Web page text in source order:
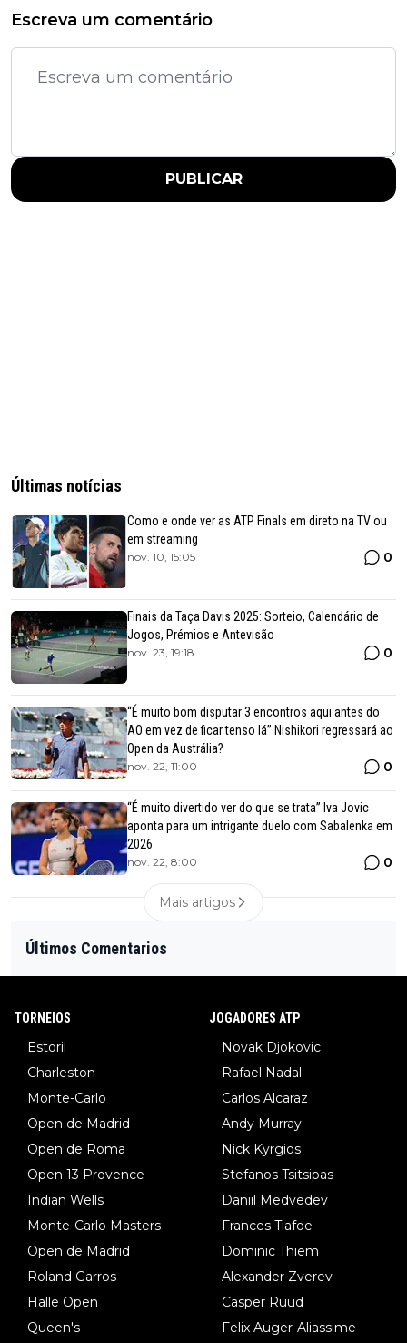
Escreva um comentário
PUBLICAR
Últimas notícias
Como e onde ver as ATP Finals em direto na TV ou
em streaming
nov. 10, 15:05 0
Finais da Taça Davis 2025: Sorteio, Calendário de
Jogos, Prémios e Antevisão
nov. 23, 19:18 0
“É muito bom disputar 3 encontros aqui antes do
AO em vez de ficar tenso lá” Nishikori regressará ao
Open da Austrália?
nov. 22, 11:00 0
“É muito divertido ver do que se trata” Iva Jovic
aponta para um intrigante duelo com Sabalenka em
2026
nov. 22, 8:00 0
Mais artigos
Últimos Comentarios
TORNEIOS
Estoril
Charleston
Monte-Carlo
Open de Madrid
Open de Roma
Open 13 Provence
Indian Wells
Monte-Carlo Masters
Open de Madrid
Roland Garros
Halle Open
Queen's
JOGADORES ATP
Novak Djokovic
Rafael Nadal
Carlos Alcaraz
Andy Murray
Nick Kyrgios
Stefanos Tsitsipas
Daniil Medvedev
Frances Tiafoe
Dominic Thiem
Alexander Zverev
Casper Ruud
Felix Auger-Aliassime